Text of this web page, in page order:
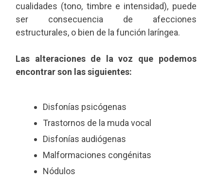
cualidades (tono, timbre e intensidad), puede
ser consecuencia de afecciones
estructurales, o bien de la función laríngea.
Las alteraciones de la voz que podemos
encontrar son las siguientes:
Disfonías psicógenas
Trastornos de la muda vocal
Disfonías audiógenas
Malformaciones congénitas
Nódulos